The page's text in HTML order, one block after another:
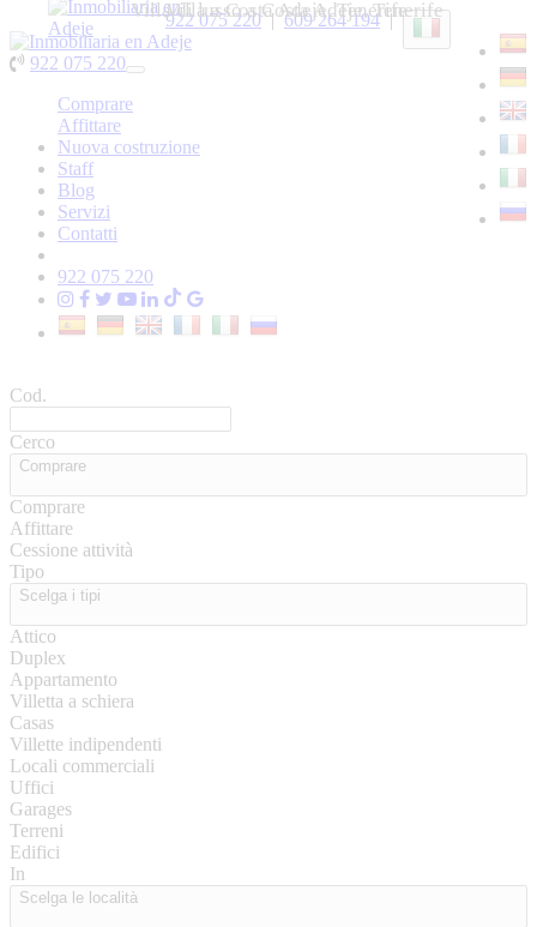
609 264 194|
922 075 220|
922 075 220
Toggle
Comprare
Affittare
Nuova costruzione
Staff
Blog
Servizi
Contatti
922 075 220
Cod.
Cerco
Comprare
Comprare
Affittare
Cessione attività
Tipo
Scelga i tipi
Attico
Duplex
Appartamento
Villetta a schiera
Casas
Villette indipendenti
Locali commerciali
Uffici
Garages
Terreni
Edifici
In
Scelga le località
Villa a Costa Adeje, Tenerife
Villa di lusso a Costa Adeje, Tenerife